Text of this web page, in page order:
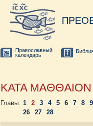
Православный
календарь
ΚΑΤΑ ΜΑΘΘΑΙΟΝ
Главы: 1 2 3 4 5 6 7 8 9
26
27 28